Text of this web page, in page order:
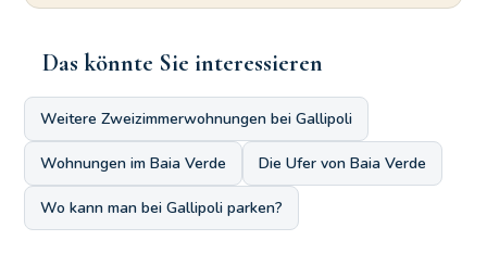
Das könnte Sie interessieren
Weitere Zweizimmerwohnungen bei Gallipoli
Wohnungen im Baia Verde Die Ufer von Baia Verde
Wo kann man bei Gallipoli parken?